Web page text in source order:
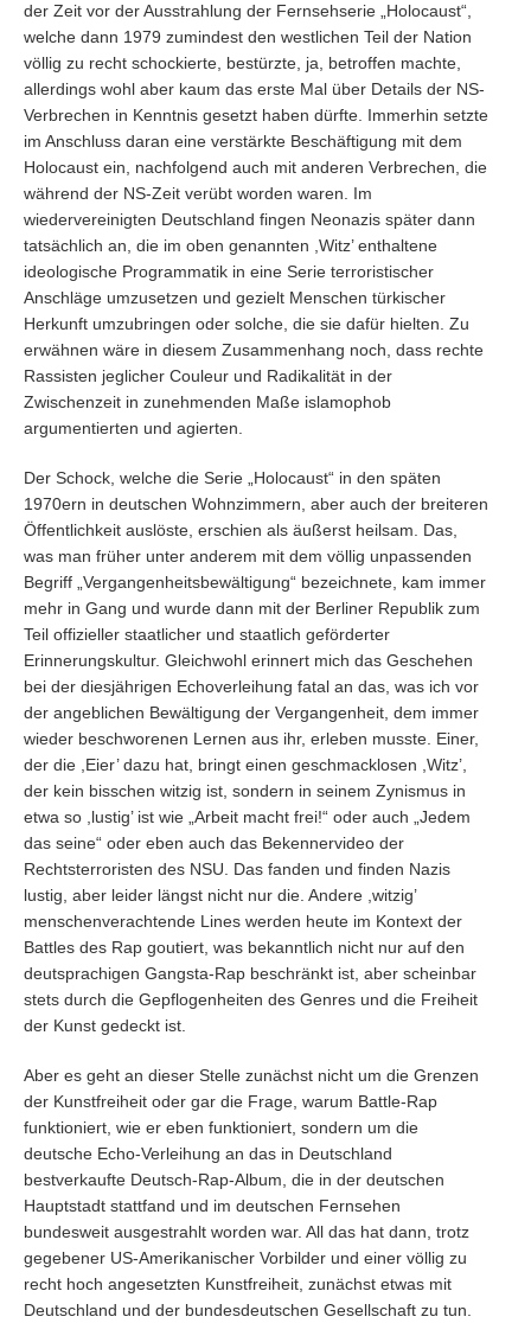
der Zeit vor der Ausstrahlung der Fernsehserie „Holocaust“,
welche dann 1979 zumindest den westlichen Teil der Nation
völlig zu recht schockierte, bestürzte, ja, betroffen machte,
allerdings wohl aber kaum das erste Mal über Details der NS-
Verbrechen in Kenntnis gesetzt haben dürfte. Immerhin setzte
im Anschluss daran eine verstärkte Beschäftigung mit dem
Holocaust ein, nachfolgend auch mit anderen Verbrechen, die
während der NS-Zeit verübt worden waren. Im
wiedervereinigten Deutschland fingen Neonazis später dann
tatsächlich an, die im oben genannten ,Witz’ enthaltene
ideologische Programmatik in eine Serie terroristischer
Anschläge umzusetzen und gezielt Menschen türkischer
Herkunft umzubringen oder solche, die sie dafür hielten. Zu
erwähnen wäre in diesem Zusammenhang noch, dass rechte
Rassisten jeglicher Couleur und Radikalität in der
Zwischenzeit in zunehmenden Maße islamophob
argumentierten und agierten.
Der Schock, welche die Serie „Holocaust“ in den späten
1970ern in deutschen Wohnzimmern, aber auch der breiteren
Öffentlichkeit auslöste, erschien als äußerst heilsam. Das,
was man früher unter anderem mit dem völlig unpassenden
Begriff „Vergangenheitsbewältigung“ bezeichnete, kam immer
mehr in Gang und wurde dann mit der Berliner Republik zum
Teil offizieller staatlicher und staatlich geförderter
Erinnerungskultur. Gleichwohl erinnert mich das Geschehen
bei der diesjährigen Echoverleihung fatal an das, was ich vor
der angeblichen Bewältigung der Vergangenheit, dem immer
wieder beschworenen Lernen aus ihr, erleben musste. Einer,
der die ,Eier’ dazu hat, bringt einen geschmacklosen ,Witz’,
der kein bisschen witzig ist, sondern in seinem Zynismus in
etwa so ,lustig’ ist wie „Arbeit macht frei!“ oder auch „Jedem
das seine“ oder eben auch das Bekennervideo der
Rechtsterroristen des NSU. Das fanden und finden Nazis
lustig, aber leider längst nicht nur die. Andere ,witzig’
menschenverachtende Lines werden heute im Kontext der
Battles des Rap goutiert, was bekanntlich nicht nur auf den
deutsprachigen Gangsta-Rap beschränkt ist, aber scheinbar
stets durch die Gepflogenheiten des Genres und die Freiheit
der Kunst gedeckt ist.
Aber es geht an dieser Stelle zunächst nicht um die Grenzen
der Kunstfreiheit oder gar die Frage, warum Battle-Rap
funktioniert, wie er eben funktioniert, sondern um die
deutsche Echo-Verleihung an das in Deutschland
bestverkaufte Deutsch-Rap-Album, die in der deutschen
Hauptstadt stattfand und im deutschen Fernsehen
bundesweit ausgestrahlt worden war. All das hat dann, trotz
gegebener US-Amerikanischer Vorbilder und einer völlig zu
recht hoch angesetzten Kunstfreiheit, zunächst etwas mit
Deutschland und der bundesdeutschen Gesellschaft zu tun.